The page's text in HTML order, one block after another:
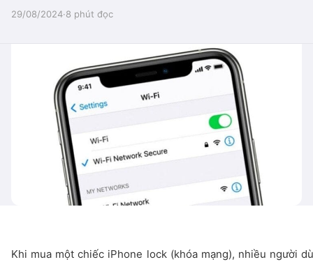
29/08/2024·8 phút đọc
Khi mua một chiếc iPhone lock (khóa mạng), nhiều người